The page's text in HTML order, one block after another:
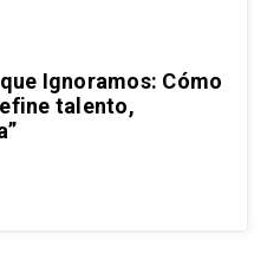
Ignoramos: Cómo
talento,